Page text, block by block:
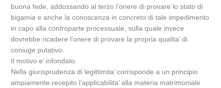
buona fede, addossando al terzo l’onere di provare lo stato di
bigamia e anche la conoscenza in concreto di tale impedimento
in capo alla controparte processuale, sulla quale invece
dovrebbe ricadere l’onere di provare la propria qualita’ di
coniuge putativo.
Il motivo e’ infondato.
Nella giurisprudenza di legittimita’ corrisponde a un principio
ampiamente recepito l’applicabilita’ alla materia matrimoniale